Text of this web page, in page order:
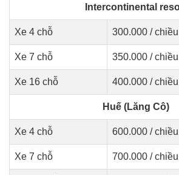
Intercontinental
Xe 4 chỗ 300.000 / chiều
Xe 7 chỗ 350.000 / chiều
Xe 16 chỗ 400.000 / chiều
Huế (Lăng Cô)
Xe 4 chỗ 600.000 / chiều
Xe 7 chỗ 700.000 / chiều